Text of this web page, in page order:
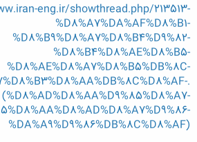
eng.ir/showthread.php/213513-
%D8%A7%DA%AF%D8%B1-
%D8%B9%D8%A7%D8%B4%D9%82-
%D8%B4%D8%AE%D8%B5-
%D8%AE%D8%A7%D8%B5%DB%8C-
.
(%D8%AD%D8%AA%D9%85%D8%A7-
%DA%A9%D9%86%DB%8C%D8%AF)